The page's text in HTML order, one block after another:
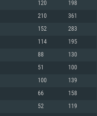
Radeon 77XX / NVIDIA
(Mac), 혹은 이와 비슷한 성
상도: 720p
드라이버를 지원하는 NVIDIA
며 최신 그래픽 드라이버를 지
도 720p)
120 198
210 361
152 283
114 195
88 130
51 100
100 139
66 158
52 119